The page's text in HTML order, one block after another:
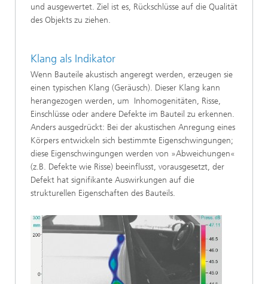
und ausgewertet. Ziel ist es, Rückschlüsse auf die Qualität
des Objekts zu ziehen.
Klang als Indikator
Wenn Bauteile akustisch angeregt werden, erzeugen sie
einen typischen Klang (Geräusch). Dieser Klang kann
herangezogen werden, um Inhomogenitäten, Risse,
Einschlüsse oder andere Defekte im Bauteil zu erkennen.
Anders ausgedrückt: Bei der akustischen Anregung eines
Körpers entwickeln sich bestimmte Eigenschwingungen;
diese Eigenschwingungen werden von »Abweichungen«
(z.B. Defekte wie Risse) beeinflusst, vorausgesetzt, der
Defekt hat signifikante Auswirkungen auf die
strukturellen Eigenschaften des Bauteils.